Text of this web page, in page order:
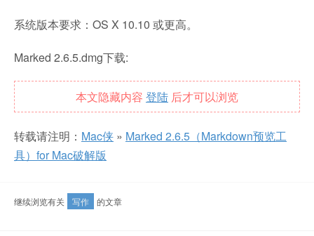
系统版本要求：OS X 10.10 或更高。
Marked 2.6.5.dmg下载:
本文隐藏内容 登陆 后才可以浏览
转载请注明： Mac侠 » Marked 2.6.5（Markdown预览工
具）for Mac破解版
继续浏览有关 写作 的文章